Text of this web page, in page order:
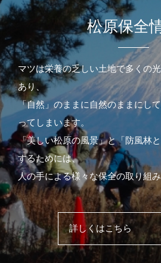
松原保全
マツは栄養の乏しい土地で多くの
あり、
「自然」のままに自然のままにし
ってしまいます。
「美しい松原の風景」と「防風林
するためには、
人の手による様々な保全の取り組
詳しくはこちら